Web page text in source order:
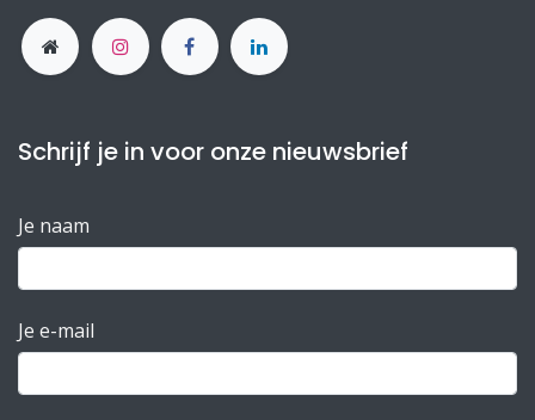
Schrijf je in voor onze nieuwsbrief
Je naam
Je e-mail